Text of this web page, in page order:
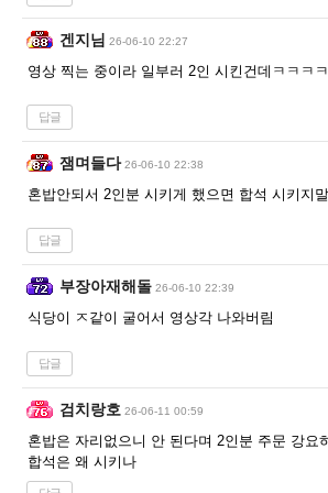
겐지님 26-06-10 22:27
영상 찍는 중이라 일부러 2인 시킨건데ㅋㅋㅋ
답글
잼며들다 26-06-10 22:38
혼밥안되서 2인분 시키게 했으면 합석 시키지
답글
부장아재해돌 26-06-10 22:39
식당이 ㅈ같이 굴어서 영상각 나와버림
답글
검치랑호 26-06-11 00:59
혼밥은 자리없으니 안 된다며 2인분 주문 강요
합석은 왜 시키나